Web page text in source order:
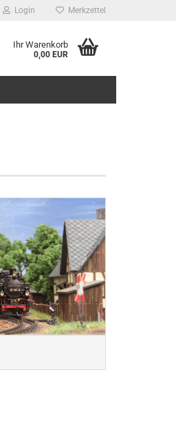
Login Merkzettel
Ihr Warenkorb
0,00 EUR